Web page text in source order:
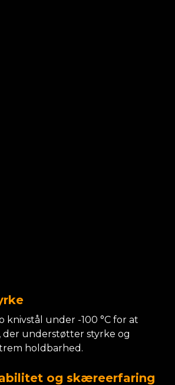
knivstål under -100 °C for at
der understøtter styrke og
holdbarhed.
og skæreerfaring